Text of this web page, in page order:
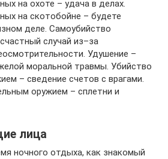
на охоте – удача в делах.
на скотобойне – будете
деле. Самоубийство
случай из–за
Удушение –
моральной травмы. Убийство
– сведение счетов с врагами.
оружием – сплетни и
лица
ночного отдыха, как знакомый